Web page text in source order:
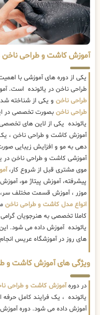
آموزش کاشت و طراحی ناخن
یکی از دوره های آموزشی با
طراحی ناخن در یائونده است.
طراحی ناخن و یکی از شناخته
طراحی ناخن بصورت تخصصی در
یائونده یکی از لاین های تخصصی
آموزش کاشت و طراحی ناخن ،
دهی به مو و افزایش زیبایی
آموزشی کاشت و طراحی ناخن در
موی مشتری قبل از شروع کار،
پیشرفته، آموزش پیتاژ مو،
موزر ، آموزش قسمت مختلف
انواع مدل کاشت و طراحی ناخن
کاملا تخصصی به هنرجویان
یائونده آموزش داده می شود.
های روز در آموزشگاه عریس
ویژگی های آموزش کاشت و
در دورهآموزش کاشت و طراحی
یائونده ، یک فرایند کامل حرفه
آموزش داده می شود. دوره